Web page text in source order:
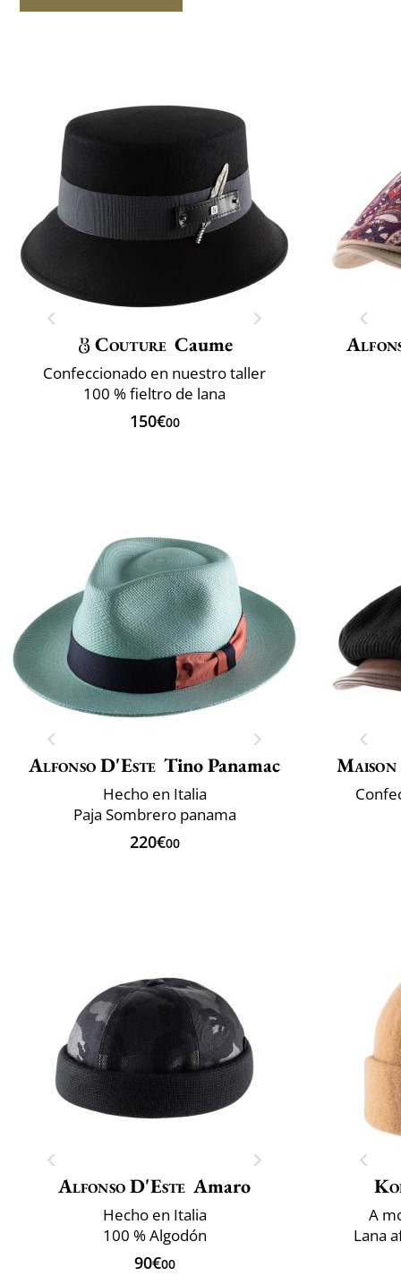
Couture Caume
Confeccionado en nuestro taller
100 % fieltro de lana
150€00
Alfonso D'Este Tino Panamac
Hecho en Italia
Paja Sombrero panama
220€00
Alfonso D'Este Amaro
Hecho en Italia
100 % Algodón
90€00
A
Lana